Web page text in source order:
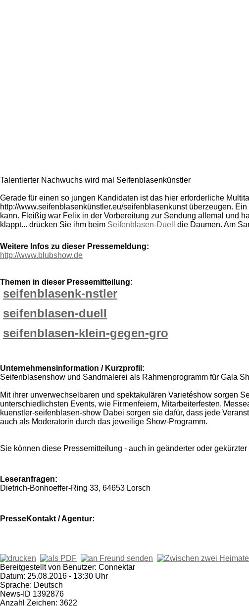
Talentierter Nachwuchs wird mal Seifenblasenkünstler
Gerade für einen so jungen Kandidaten ist das hier erforderliche
http://www.seifenblasenkünstler.eu/seifenblasenkunst überzeugen.
kann. Fleißig war Felix in der Vorbereitung zur Sendung allemal und
klappt... drücken Sie ihm beim Seifenblasen-Duell die Daumen. Am
Weitere Infos zu dieser Pressemeldung:
http://www.blubshow.de
Themen in dieser Pressemitteilung:
seifenblasenk-nstler
seifenblasen-duell
seifenblasen-klein-gegen-gro
Unternehmensinformation / Kurzprofil:
Seifenblasenshow und Sandmalerei als Rahmenprogramm für Gala
Mit ihrer unverwechselbaren und spektakulären Varietéshow sorgen
unterschiedlichsten Events, wie Firmenfeiern, Mitarbeiterfesten,
kuenstler-seifenblasen-show Dabei sorgen sie dafür, dass jede
auch als Moderatorin durch das jeweilige Show-Programm.
Sie können diese Pressemitteilung - auch in geänderter oder
Leseranfragen:
Dietrich-Bonhoeffer-Ring 33, 64653 Lorsch
PresseKontakt / Agentur:
Bereitgestellt von Benutzer: Connektar
Datum: 25.08.2016 - 13:30 Uhr
Sprache: Deutsch
News-ID 1392876
Anzahl Zeichen: 3622